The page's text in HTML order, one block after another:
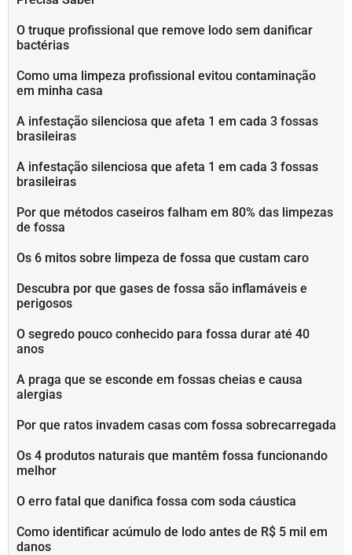
O truque profissional que remove lodo sem danificar
bactérias
Como uma limpeza profissional evitou contaminação
em minha casa
A infestação silenciosa que afeta 1 em cada 3 fossas
brasileiras
A infestação silenciosa que afeta 1 em cada 3 fossas
brasileiras
Por que métodos caseiros falham em 80% das limpezas
de fossa
Os 6 mitos sobre limpeza de fossa que custam caro
Descubra por que gases de fossa são inflamáveis e
perigosos
O segredo pouco conhecido para fossa durar até 40
anos
A praga que se esconde em fossas cheias e causa
alergias
Por que ratos invadem casas com fossa sobrecarregada
Os 4 produtos naturais que mantêm fossa funcionando
melhor
O erro fatal que danifica fossa com soda cáustica
Como identificar acúmulo de lodo antes de R$ 5 mil em
danos